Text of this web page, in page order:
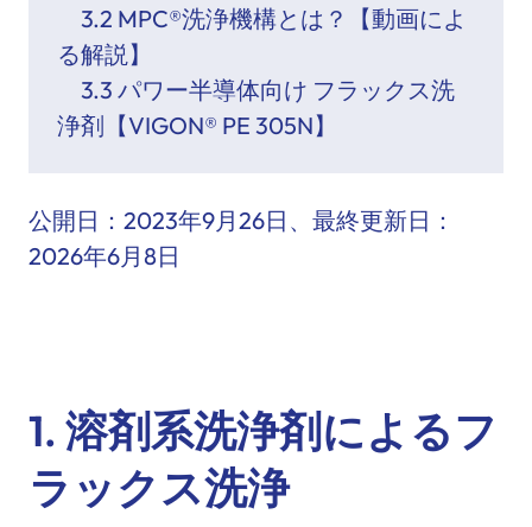
3.2 MPC®洗浄機構とは？【動画によ
る解説】
3.3 パワー半導体向け フラックス洗
浄剤【VIGON® PE 305N】
公開日： 2023年9月26日 、最終更新日：
2026年6月8日
1. 溶剤系洗浄剤によるフ
ラックス洗浄